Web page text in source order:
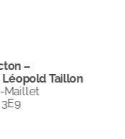
–
Taillon
Maillet